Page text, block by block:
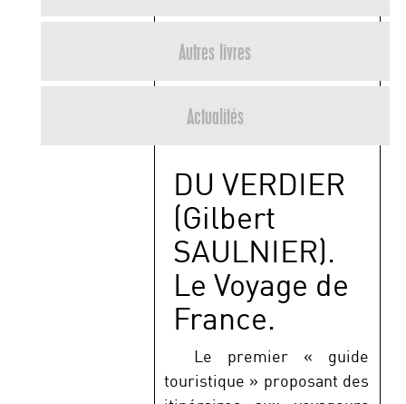
Autres livres
Actualités
DU VERDIER
(Gilbert
SAULNIER).
Le Voyage de
France.
Le premier « guide
touristique » proposant des